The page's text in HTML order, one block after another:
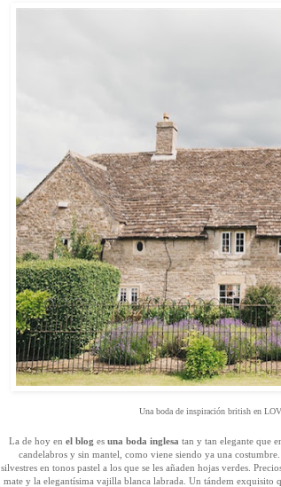
Una boda de inspiración british en
La de hoy en el blog es una boda inglesa tan y tan elegante que
candelabros y sin mantel, como viene siendo ya una
silvestres en tonos pastel a los que se les añaden hojas verdes.
mate y la elegantísima vajilla blanca labrada. Un tándem exquisito